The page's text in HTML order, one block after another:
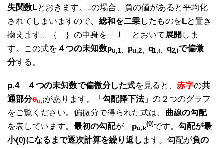
失関数Lとおきます。Lの場合、負の値があると平均化
されてしまいますので、 総和を二乗したものをLと置き
換えます。｛ ｝の中身を「
ｌ 」とおいて 展開 しま
す。この式を ４つの未知数pu,1、 pu,2、 q1,i、 q2,iで偏微
分する。
p.4 ４つの未知数で偏微分した式を見ると、 赤字の共
通部分eu,iがあります。「 勾配降下法」の２つのグラフ
をご覧ください。偏微分で得られた式は、 曲線の勾配
を表しています。 最初の勾配が、 pu,k
(0)です。 勾配が最
小(0)になるまで逐次計算を繰り返し ます。勾配が負の